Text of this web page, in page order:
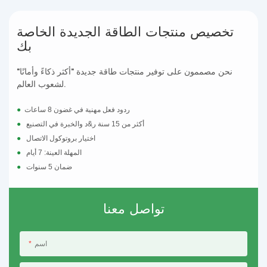
تخصيص منتجات الطاقة الجديدة الخاصة
بك
نحن مصممون على توفير منتجات طاقة جديدة "أكثر ذكاءً وأمانًا"
لشعوب العالم.
●
ردود فعل مهنية في غضون 8 ساعات
●
أكثر من 15 سنة ر&د والخبرة في التصنيع
●
اختيار بروتوكول الاتصال
●
المهلة العينة: 7 أيام
●
ضمان 5 سنوات
تواصل معنا
اسم